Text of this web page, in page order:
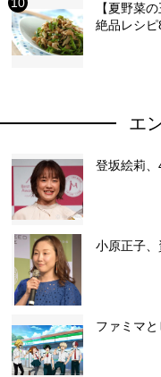
【夏野菜
絶品レシピ
エ
登坂絵莉
小原正子
ファミマ